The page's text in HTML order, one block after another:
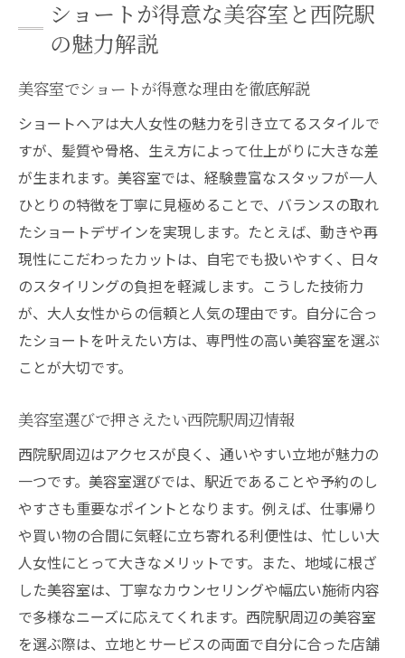
ショートが得意な美容室と西院駅
の魅力解説
美容室でショートが得意な理由を徹底解説
ショートヘアは大人女性の魅力を引き立てるスタイルで
すが、髪質や骨格、生え方によって仕上がりに大きな差
が生まれます。美容室では、経験豊富なスタッフが一人
ひとりの特徴を丁寧に見極めることで、バランスの取れ
たショートデザインを実現します。たとえば、動きや再
現性にこだわったカットは、自宅でも扱いやすく、日々
のスタイリングの負担を軽減します。こうした技術力
が、大人女性からの信頼と人気の理由です。自分に合っ
たショートを叶えたい方は、専門性の高い美容室を選ぶ
ことが大切です。
美容室選びで押さえたい西院駅周辺情報
西院駅周辺はアクセスが良く、通いやすい立地が魅力の
一つです。美容室選びでは、駅近であることや予約のし
やすさも重要なポイントとなります。例えば、仕事帰り
や買い物の合間に気軽に立ち寄れる利便性は、忙しい大
人女性にとって大きなメリットです。また、地域に根ざ
した美容室は、丁寧なカウンセリングや幅広い施術内容
で多様なニーズに応えてくれます。西院駅周辺の美容室
を選ぶ際は、立地とサービスの両面で自分に合った店舗